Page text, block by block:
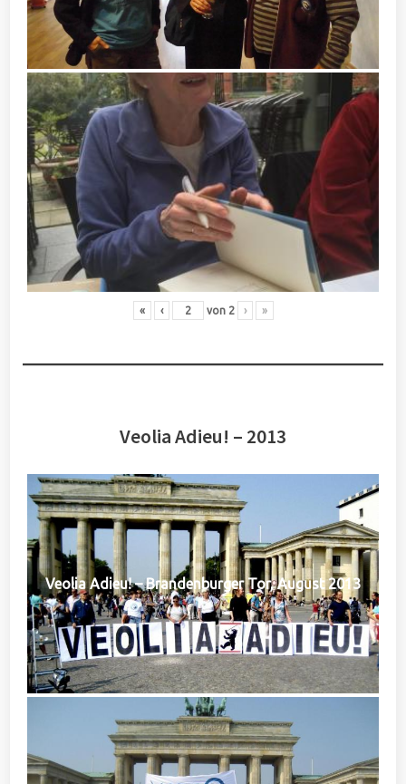
« ‹ von 2 › »
Veolia Adieu! – 2013
Veolia Adieu! – Brandenburger Tor, August 2013